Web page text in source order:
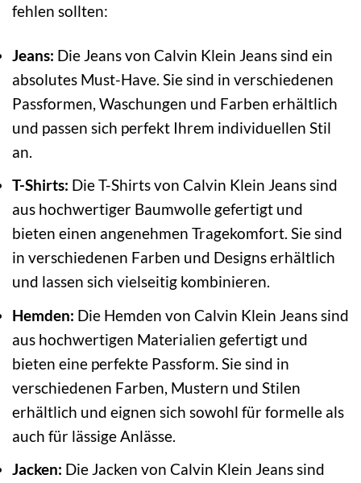
fehlen sollten:
Jeans: Die Jeans von Calvin Klein Jeans sind ein
absolutes Must-Have. Sie sind in verschiedenen
Passformen, Waschungen und Farben erhältlich
und passen sich perfekt Ihrem individuellen Stil
an.
T-Shirts: Die T-Shirts von Calvin Klein Jeans sind
aus hochwertiger Baumwolle gefertigt und
bieten einen angenehmen Tragekomfort. Sie sind
in verschiedenen Farben und Designs erhältlich
und lassen sich vielseitig kombinieren.
Hemden: Die Hemden von Calvin Klein Jeans sind
aus hochwertigen Materialien gefertigt und
bieten eine perfekte Passform. Sie sind in
verschiedenen Farben, Mustern und Stilen
erhältlich und eignen sich sowohl für formelle als
auch für lässige Anlässe.
Jacken: Die Jacken von Calvin Klein Jeans sind